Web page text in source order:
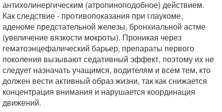
антихолинергическим (атропиноподобное) действием.
Как следствие - противопоказания при глаукоме,
аденоме предстательной железы, бронхиальной астме
(увеличение вязкости мокроты). Проникая через
гематоэнцефалический барьер, препараты первого
поколения вызывают седативный эффект, поэтому их не
следует назначать учащимся, водителям и всем тем, кто
должен вести активный образ жизни, так как снижается
концентрация внимания и нарушается координация
движений.